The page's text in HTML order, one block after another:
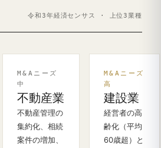
令和3年経済センサス · 上位3業種
M&Aニーズ
中
不動産業
不動産管理の
集約化、相続
案件の増加、
M&Aニーズ
高
建設業
経営者の高
齢化（平均
60歳超）と